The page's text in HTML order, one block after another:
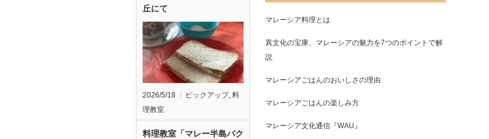
丘にて
2026/5/18 ピックアップ, 料
理教室
料理教室「マレー半島バク
マレーシア料理とは
異文化の宝庫、マレーシアの魅力を7つのポイントで解
説
マレーシアごはんのおいしさの理由
マレーシアごはんの楽しみ方
マレーシア文化通信『WAU』